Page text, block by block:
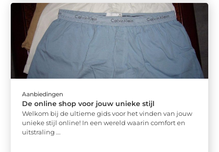
Aanbiedingen
De online shop voor jouw unieke stijl
Welkom bij de ultieme gids voor het vinden van jouw
unieke stijl online! In een wereld waarin comfort en
uitstraling ...